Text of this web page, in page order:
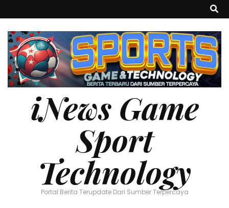
iNews Game
Sport
Technology
Portal Berita Terupdate Dari Sumber Terpercaya